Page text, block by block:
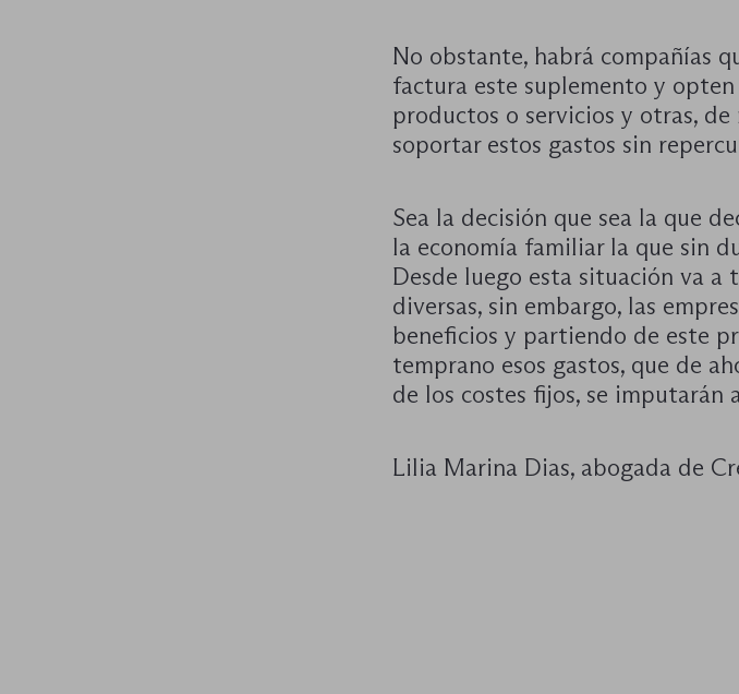
No obstante, habrá compañías
factura este suplemento y
productos o servicios y otras,
soportar estos gastos sin
Sea la decisión que sea la que
la economía familiar la que sin
Desde luego esta situación va a
diversas, sin embargo, las
beneficios y partiendo de este
temprano esos gastos, que de
de los costes fijos, se imputarán
Lilia Marina Dias, abogada de